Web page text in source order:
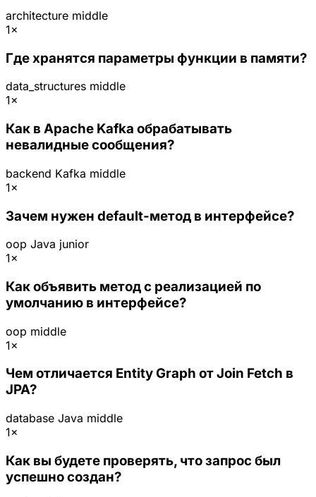
architecture middle
1×
Где хранятся параметры функции в памяти?
data_structures middle
1×
Как в Apache Kafka обрабатывать
невалидные сообщения?
backend Kafka middle
1×
Зачем нужен default-метод в интерфейсе?
oop Java junior
1×
Как объявить метод с реализацией по
умолчанию в интерфейсе?
oop middle
1×
Чем отличается Entity Graph от Join Fetch в
JPA?
database Java middle
1×
Как вы будете проверять, что запрос был
успешно создан?